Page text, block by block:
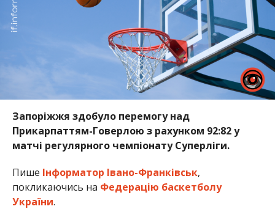
Запоріжжя здобуло перемогу над
Прикарпаттям-Говерлою з рахунком 92:82 у
матчі регулярного чемпіонату Суперліги.
Пише Інформатор Івано-Франківськ,
покликаючись на Федерацію баскетболу
України.